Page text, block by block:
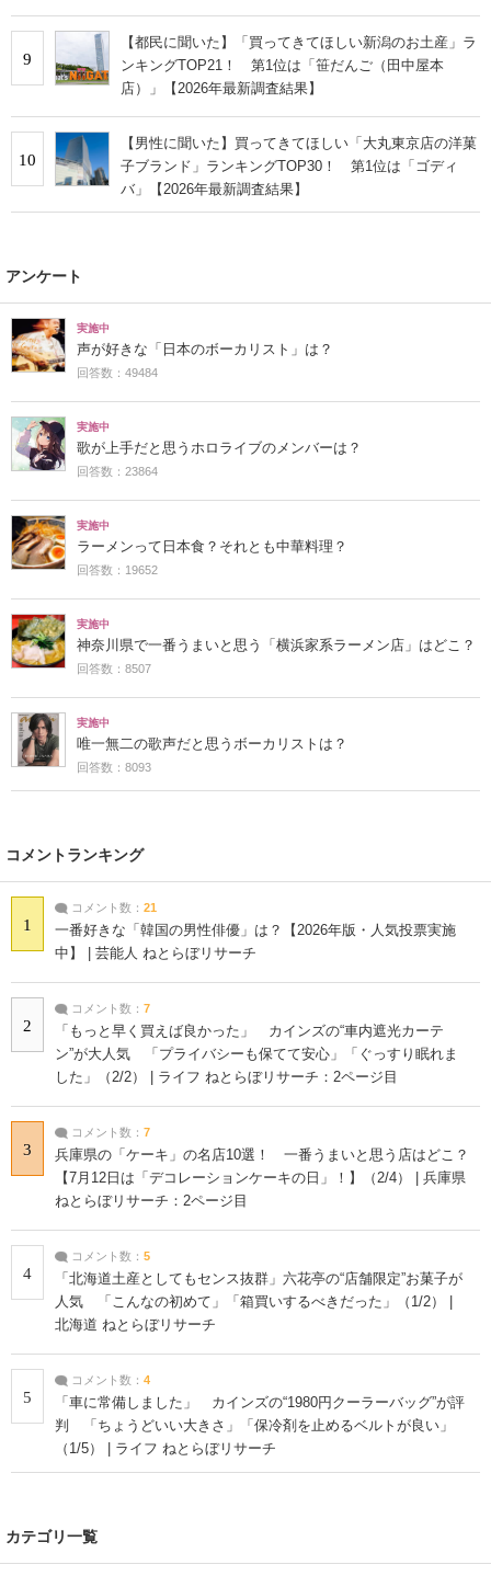
9
【都民に聞いた】「買ってきてほしい新潟のお土産」ラ
ンキングTOP21！ 第1位は「笹だんご（田中屋本
店）」【2026年最新調査結果】
10
【男性に聞いた】買ってきてほしい「大丸東京店の洋菓
子ブランド」ランキングTOP30！ 第1位は「ゴディ
バ」【2026年最新調査結果】
アンケート
実施中
声が好きな「日本のボーカリスト」は？
回答数：49484
実施中
歌が上手だと思うホロライブのメンバーは？
回答数：23864
実施中
ラーメンって日本食？それとも中華料理？
回答数：19652
実施中
神奈川県で一番うまいと思う「横浜家系ラーメン店」はどこ？
回答数：8507
実施中
唯一無二の歌声だと思うボーカリストは？
回答数：8093
コメントランキング
1
コメント数： 21
一番好きな「韓国の男性俳優」は？【2026年版・人気投票実施
中】 | 芸能人 ねとらぼリサーチ
2
コメント数： 7
「もっと早く買えば良かった」 カインズの“車内遮光カーテ
ン”が大人気 「プライバシーも保てて安心」「ぐっすり眠れま
した」（2/2） | ライフ ねとらぼリサーチ：2ページ目
3
コメント数： 7
兵庫県の「ケーキ」の名店10選！ 一番うまいと思う店はどこ？
【7月12日は「デコレーションケーキの日」！】（2/4） | 兵庫県
ねとらぼリサーチ：2ページ目
4
コメント数： 5
「北海道土産としてもセンス抜群」六花亭の“店舗限定”お菓子が
人気 「こんなの初めて」「箱買いするべきだった」（1/2） |
北海道 ねとらぼリサーチ
5
コメント数： 4
「車に常備しました」 カインズの“1980円クーラーバッグ”が評
判 「ちょうどいい大きさ」「保冷剤を止めるベルトが良い」
（1/5） | ライフ ねとらぼリサーチ
カテゴリ一覧